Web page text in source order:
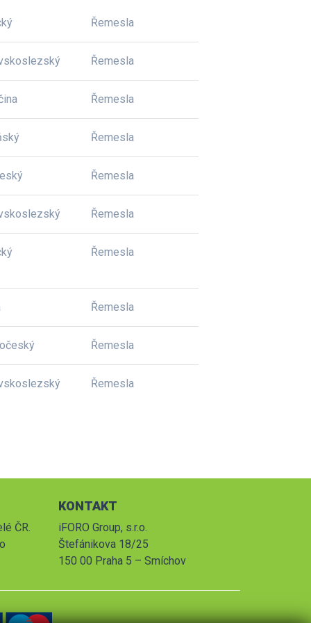
Řemesla
Řemesla
Řemesla
Řemesla
Řemesla
Řemesla
Řemesla
Řemesla
Řemesla
Řemesla
ČR.
KONTAKT
iFORO Group, s.r.o.
Štefánikova 18/25
150 00 Praha 5 – Smíchov